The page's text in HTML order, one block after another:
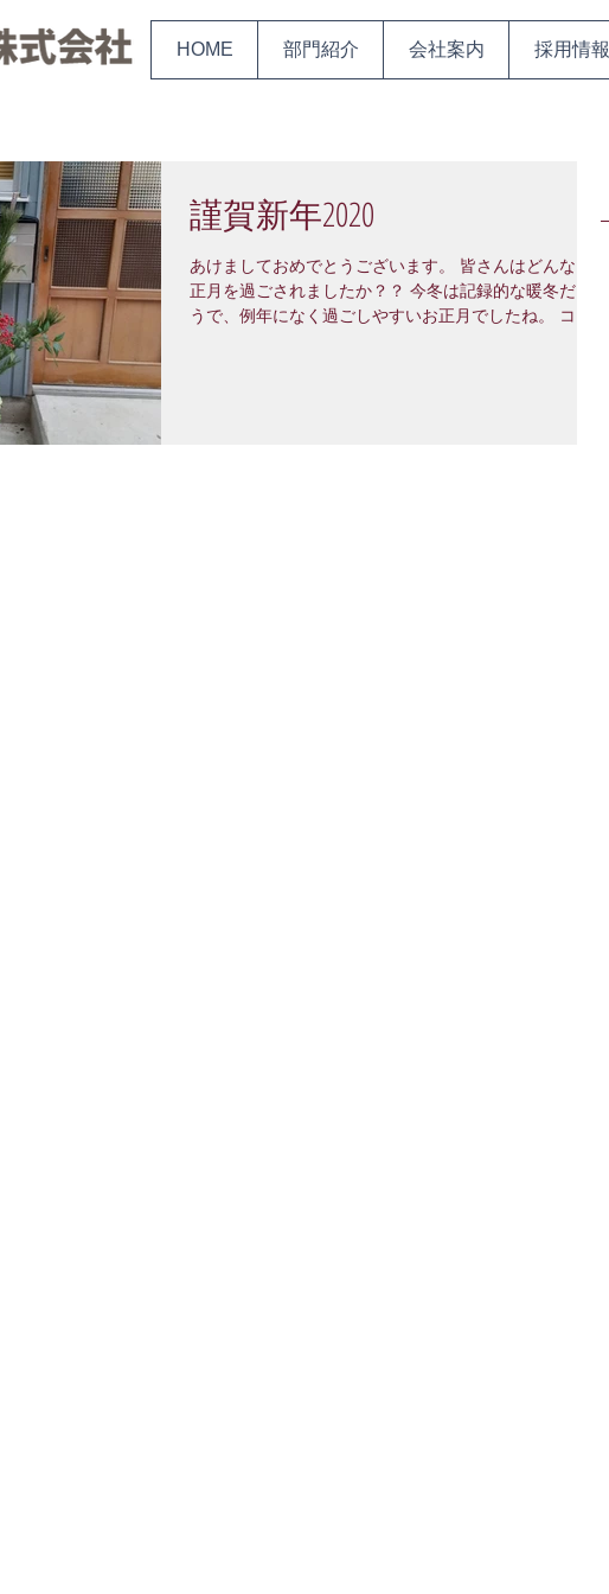
HOME 部門紹介 会社案内 採用情報
謹賀新年2020
あけましておめでとうございます。 皆さんはどんなお
正月を過ごされましたか？？ 今冬は記録的な暖冬だそ
うで、例年になく過ごしやすいお正月でしたね。 コー